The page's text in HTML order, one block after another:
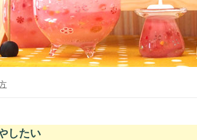
したい